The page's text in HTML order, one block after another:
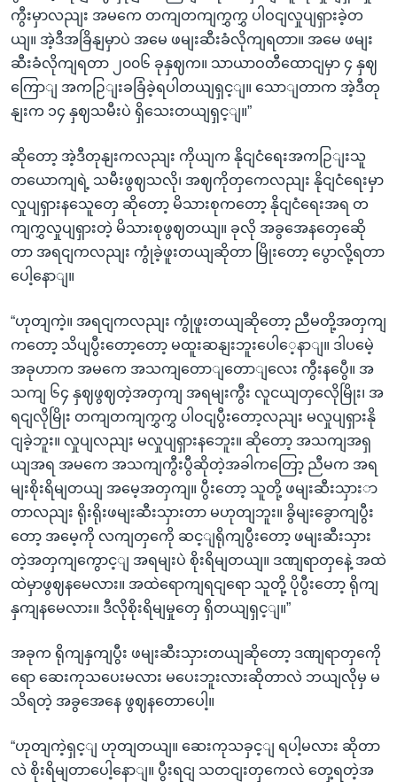
ကွီးမှာလညျး အမကေ တကျတကျကွှကွှ ပါဝငျလှုပျရှားခဲ့တ
ယျ။ အဲ့ဒီအခြိနျမှာပဲ အမေ ဖမျးဆီးခံလိုကျရတာ။ အမေ ဖမျး
ဆီးခံလိုကျရတာ ၂၀၀၆ ခုနှဈက။ သာယာဝတီထောငျမှာ ၄ နှဈ
ကြောျ အကဉြျးခခြံခဲ့ရပါတယျရှင့ျ။ သောျတာက အဲ့ဒီတု
နျးက ၁၄ နှဈသမီးပဲ ရှိသေးတယျရှင့ျ။”
ဆိုတော့ အဲ့ဒီတုနျးကလညျး ကိုယျက နိုငျငံရေးအကဉြျးသူ
တယောကျရဲ့ သမီးဖွဈသလို၊ အဈကိုတှကေလညျး နိုငျငံရေးမှာ
လှုပျရှားနသေူတှေ ဆိုတော့ မိသားစုကတော့ နိုငျငံရေးအရ တ
ကျကွှလှုပျရှားတဲ့ မိသားစုဖွဈတယျ။ ခုလို အခွအေနတှေဆေို
တာ အရငျကလညျး ကွုံခဲ့ဖူးတယျဆိုတာ မြိုးတော့ ပွောလို့ရတာ
ပေါ့နောျ။
“ဟုတျကဲ့။ အရငျကလညျး ကွုံဖူးတယျဆိုတော့ ညီမတို့အတှကျ
ကတော့ သိပျပွီးတော့တော့ မထူးဆနျးဘူးပေါေ့နာျ။ ဒါပမေဲ့
အခုဟာက အမကေ အသကျတောျတောျလေး ကွီးနပွေီ။ အ
သကျ ၆၄ နှဈဖွဈတဲ့အတှကျ အရမျးကွီး လူငယျတှလေိုမြိုး၊ အ
ရငျလိုမြိုး တကျတကျကွှကွှ ပါဝငျပွီးတော့လညျး မလှုပျရှားနို
ငျခဲ့ဘူး။ လှုပျလညျး မလှုပျရှားနဘေူး။ ဆိုတော့ အသကျအရှ
ယျအရ အမကေ အသကျကွီးပွီဆိုတဲ့အခါကတြော့ ညီမက အရ
မျးစိုးရိမျတယျ အမေ့အတှကျ။ ပွီးတော့ သူတို့ ဖမျးဆီးသှားာ
တာလညျး ရိုးရိုးဖမျးဆီးသှားတာ မဟုတျဘူး။ ခွိမျးခွောကျပွီး
တော့ အမေ့ကို လကျတှကေို ဆင့ျရိုကျပွီးတော့ ဖမျးဆီးသှား
တဲ့အတှကျကွောင့ျ အရမျးပဲ စိုးရိမျတယျ။ ဒဏျရာတှနေဲ့ အထဲ
ထဲမှာဖွဈနမေလား။ အထဲရောကျရငျရော သူတို့ ပိုပွီးတော့ ရိုကျ
နှကျနမေလား။ ဒီလိုစိုးရိမျမှုတှေ ရှိတယျရှင့ျ။”
အခုက ရိုကျနှကျပွီး ဖမျးဆီးသှားတယျဆိုတော့ ဒဏျရာတှကေို
ရော ဆေးကုသပေးမလား မပေးဘူးလားဆိုတာလဲ ဘယျလိုမှ မ
သိရတဲ့ အခွအေနေ ဖွဈနတောပေါ့။
“ဟုတျကဲ့ရှင့ျ ဟုတျတယျ။ ဆေးကုသခှင့ျ ရပါ့မလား ဆိုတာ
လဲ စိုးရိမျတာပေါ့နောျ။ ပွီးရငျ သတငျးတှကေလဲ တှေ့ရတဲ့အ